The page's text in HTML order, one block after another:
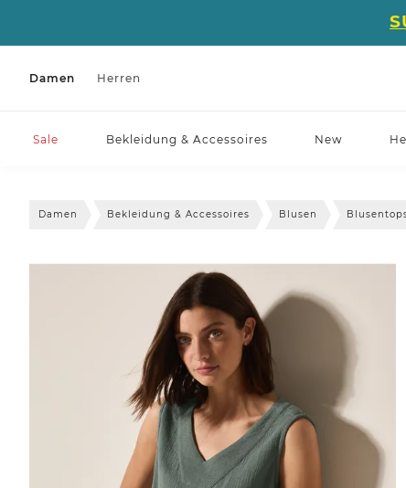
Damen Herren
Sale Bekleidung & Accessoires New
Damen Bekleidung & Accessoires Blusen